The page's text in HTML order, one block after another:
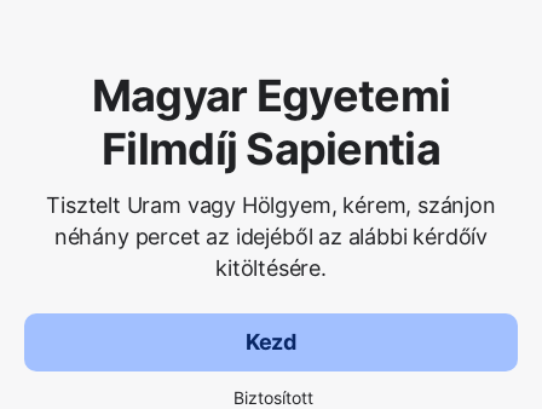
Magyar Egyetemi
Filmdíj Sapientia
Tisztelt Uram vagy Hölgyem, kérem, szánjon
néhány percet az idejéből az alábbi kérdőív
kitöltésére.
Kezd
Biztosított